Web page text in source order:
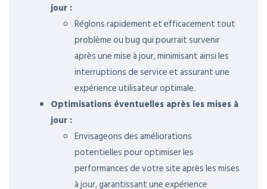
jour :
Réglons rapidement et efficacement tout
problème ou bug qui pourrait survenir
après une mise à jour, minimisant ainsi les
interruptions de service et assurant une
expérience utilisateur optimale.
Optimisations éventuelles après les mises à
jour :
Envisageons des améliorations
potentielles pour optimiser les
performances de votre site après les mises
à jour, garantissant une expérience